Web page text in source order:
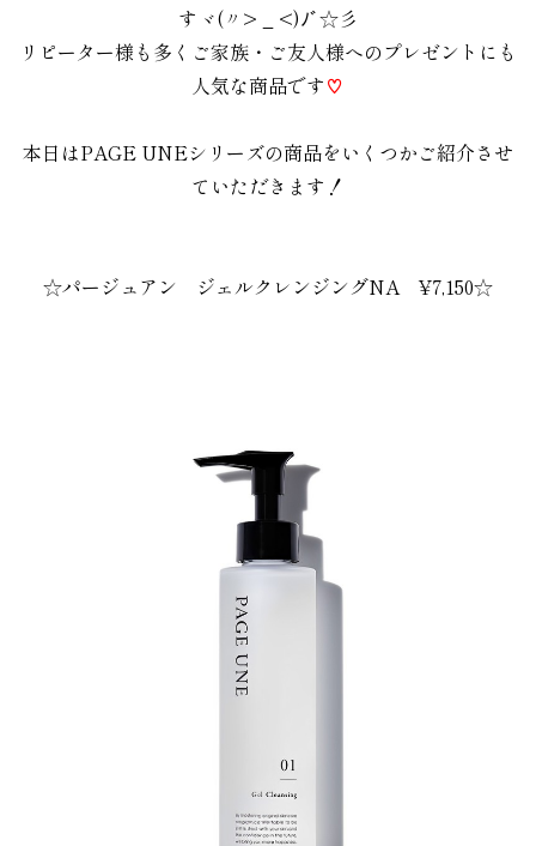
す ヾ(〃> _ <)ﾉﾞ☆彡
リピーター様も多くご家族・ご友人様へのプレゼントにも
人気な商品です♡
本日はPAGE UNEシリーズの商品をいくつかご紹介させ
ていただきます！
☆パージュアン ジェルクレンジングNA¥7,150☆